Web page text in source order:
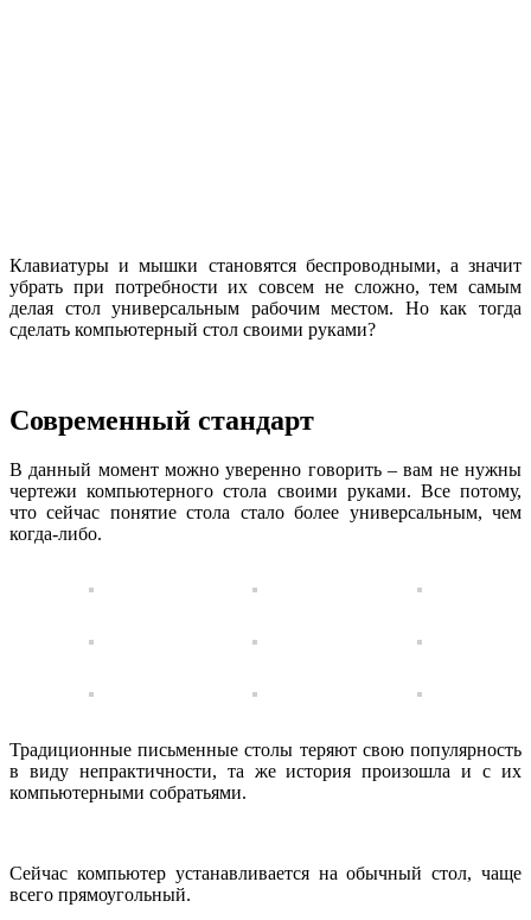
Клавиатуры и мышки становятся беспроводными, а значит
убрать при потребности их совсем не сложно, тем самым
делая стол универсальным рабочим местом. Но как тогда
сделать компьютерный стол своими руками?
Современный стандарт
В данный момент можно уверенно говорить – вам не нужны
чертежи компьютерного стола своими руками. Все потому,
что сейчас понятие стола стало более универсальным, чем
когда-либо.
Традиционные письменные столы теряют свою популярность
в виду непрактичности, та же история произошла и с их
компьютерными собратьями.
Сейчас компьютер устанавливается на обычный стол, чаще
всего прямоугольный.